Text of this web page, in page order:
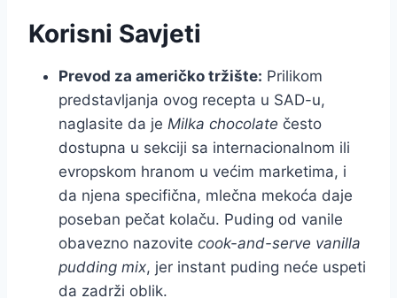
Korisni Savjeti
Prevod za američko tržište: Prilikom
predstavljanja ovog recepta u SAD-u,
naglasite da je Milka chocolate često
dostupna u sekciji sa internacionalnom ili
evropskom hranom u većim marketima, i
da njena specifična, mlečna mekoća daje
poseban pečat kolaču. Puding od vanile
obavezno nazovite cook-and-serve vanilla
pudding mix, jer instant puding neće uspeti
da zadrži oblik.